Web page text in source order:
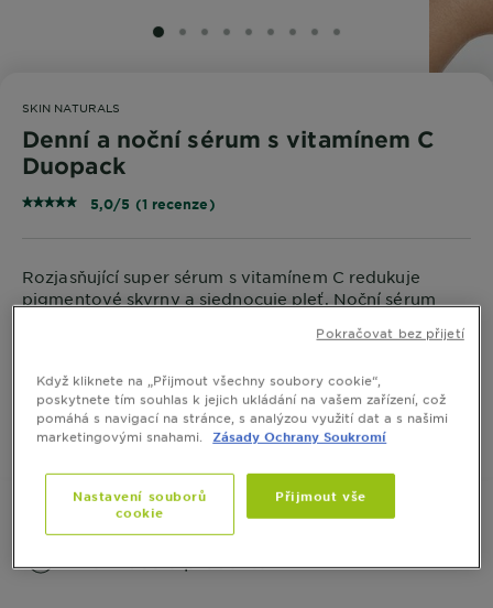
SLIDE 1
SLIDE 2
SLIDE 3
SLIDE 4
SLIDE 5
SLIDE 6
SLIDE 7
SLIDE 8
SLIDE 9
SKIN NATURALS
Denní a noční sérum s vitamínem C
Duopack
5,0/5 (1 recenze)
Rozjasňující super sérum s vitamínem C redukuje
pigmentové skvrny a sjednocuje pleť. Noční sérum
VELIKOST 30 ML + 30 ML
KOUPIT ONLINE
Když kliknete na „Přijmout všechny soubory cookie“,
poskytnete tím souhlas k jejich ukládání na vašem zařízení, což
pomáhá s navigací na stránce, s analýzou využití dat a s našimi
marketingovými snahami.
Zásady Ochrany Soukromí
Nastavení souborů
cookie
Přijmout vše
Pokračovat bez přijetí